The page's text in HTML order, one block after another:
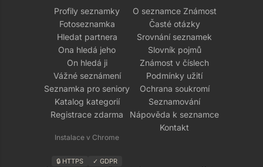
Profily seznamky
Fotoseznamka
Hledat partnera
Ona hledá jeho
On hledá ji
Vážné seznámení
Seznamka pro seniory
Katalog kategorií
Registrace zdarma
Instalace v Chrome
🔒 HTTPS ✓ GDPR
O seznamce Známost
Časté otázky
Srovnání seznamek
Slovník pojmů
Známost v číslech
Podmínky užití
Ochrana soukromí
Seznamování
Nápověda k seznamce
Kontakt